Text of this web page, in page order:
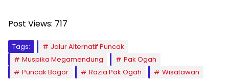
Post Views: 717
Tags:
Jalur Alternatif Puncak
Muspika Megamendung
Pak Ogah
Puncak Bogor
Razia Pak Ogah Wisatawan